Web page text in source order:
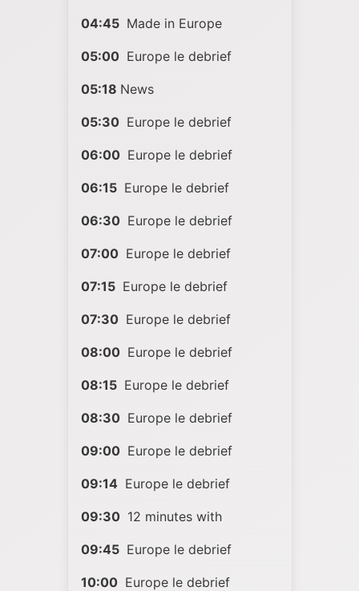
04:45 Made in Europe
05:00 Europe le debrief
05:18 News
05:30 Europe le debrief
06:00 Europe le debrief
06:15 Europe le debrief
06:30 Europe le debrief
07:00 Europe le debrief
07:15 Europe le debrief
07:30 Europe le debrief
08:00 Europe le debrief
08:15 Europe le debrief
08:30 Europe le debrief
09:00 Europe le debrief
09:14 Europe le debrief
09:30 12 minutes with
09:45 Europe le debrief
10:00 Europe le debrief